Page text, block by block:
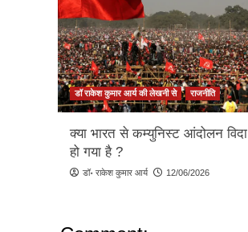
डॉ राकेश कुमार आर्य की लेखनी से राजनीति
क्या भारत से कम्युनिस्ट आंदोलन विदा
हो गया है ?
डॉ॰ राकेश कुमार आर्य 12/06/2026